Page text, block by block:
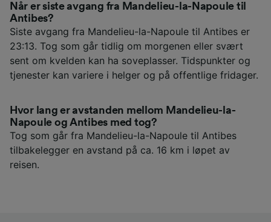
Når er siste avgang fra Mandelieu-la-Napoule til
Antibes?
Siste avgang fra Mandelieu-la-Napoule til Antibes er
23:13. Tog som går tidlig om morgenen eller svært
sent om kvelden kan ha soveplasser. Tidspunkter og
tjenester kan variere i helger og på offentlige fridager.
Hvor lang er avstanden mellom Mandelieu-la-
Napoule og Antibes med tog?
Tog som går fra Mandelieu-la-Napoule til Antibes
tilbakelegger en avstand på ca. 16 km i løpet av
reisen.